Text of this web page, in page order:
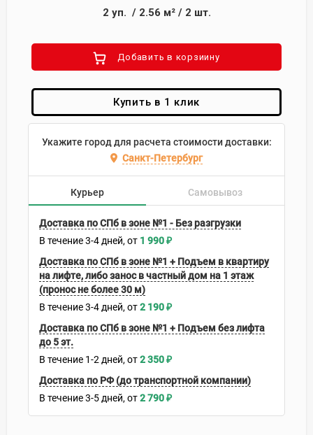
2 уп. / 2.56 м²/ 2 шт.
Добавить в корзиину
Купить в 1 клик
Укажите город для расчета стоимости доставки:
Санкт-Петербург
Курьер Самовывоз
Доставка по СПб в зоне №1 - Без разгрузки
В течение3-4 дней 1 990₽
Доставка по СПб в зоне №1 + Подъем в квартиру
на лифте, либо занос в частный дом на 1 этаж
(пронос не более 30 м)
В течение3-4 дней 2 190₽
Доставка по СПб в зоне №1 + Подъем без лифта
до 5 эт.
В течение 1-2 дней 2 350₽
Доставка по РФ (до транспортной компании)
В течение3-5 дней 2 790₽